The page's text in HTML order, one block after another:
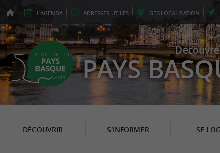
L'AGENDA ADRESSES UTILES GEOLOCALISATION
PAYS
DÉCOUVRIR S'INFORMER SE